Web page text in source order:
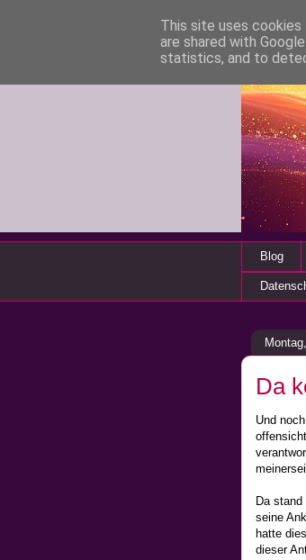
Blog
Da
Und
Da
seine
hatte
dieser
This site uses
are shared with
statistics, and to